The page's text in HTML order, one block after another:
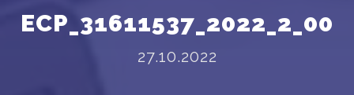
ECP_31611537_2022_2_00
27.10.2022